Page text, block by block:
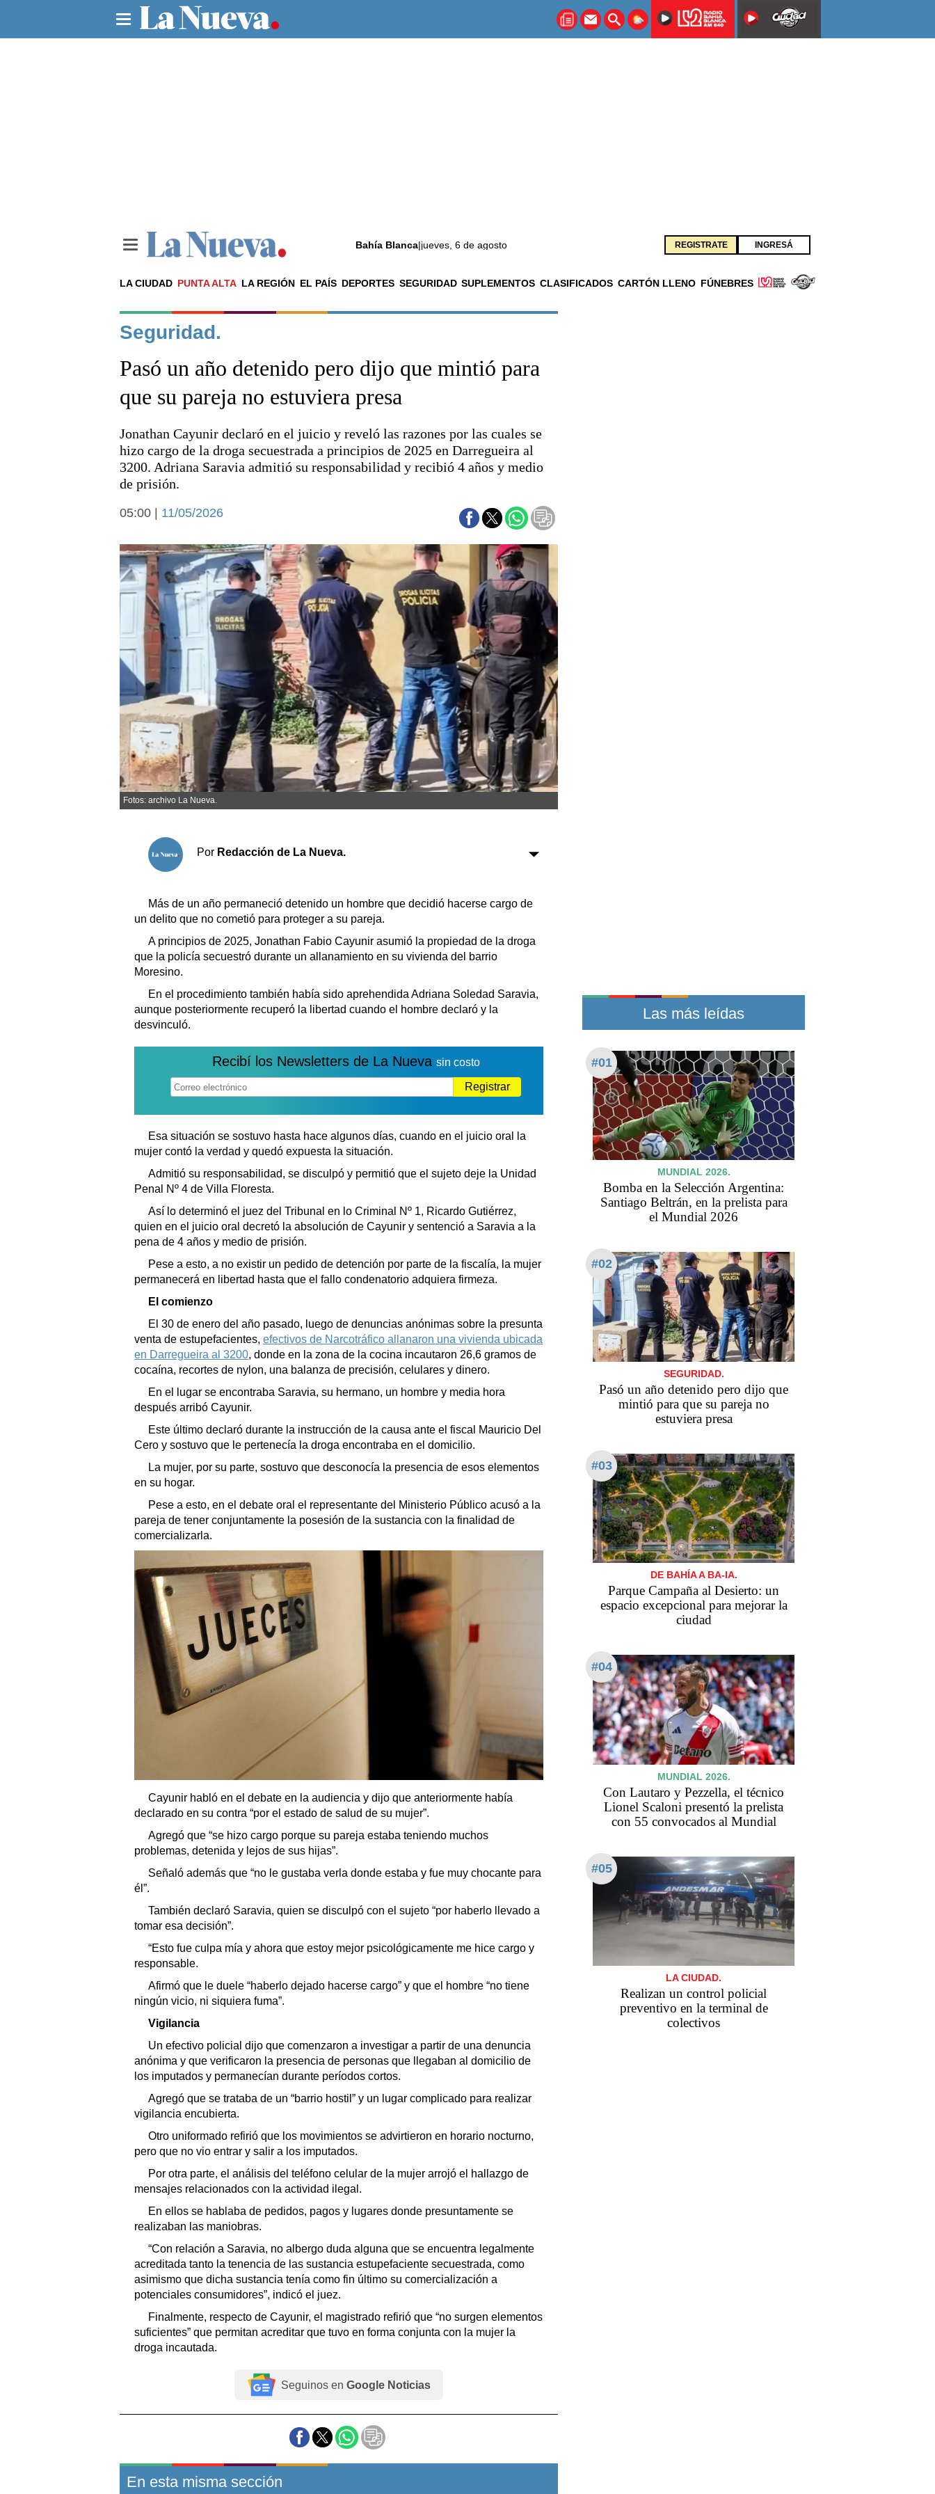
Bahía Blanca|jueves, 6 de agosto REGISTRATE INGRESÁ
LA CIUDAD PUNTA ALTA LA REGIÓN EL PAÍS DEPORTES SEGURIDAD SUPLEMENTOS CLASIFICADOS CARTÓN LLENO FÚNEBRES
Noticias
La ciudad
El país
Seguridad
Deportes
Escenario Olímpico
Liga del Sur
Cines
Economía y campo
Economía y finanzas
Con el campo
Espacio empresas
Sociedad y tiempo libre
Sociedad
Tecnología
Turismo
Salud
Es viral
El tiempo
Fúnebres
Clasificados
Horóscopo
Suplementos
Transportes
Fúnebres
Edictos
Teléfonos de urgencia
Seguridad.
Pasó un año detenido pero dijo que mintió para
que su pareja no estuviera presa
Jonathan Cayunir declaró en el juicio y reveló las razones por las cuales se
hizo cargo de la droga secuestrada a principios de 2025 en Darregueira al
3200. Adriana Saravia admitió su responsabilidad y recibió 4 años y medio
de prisión.
05:00 | 11/05/2026
Fotos: archivo La Nueva.
Por Redacción de La Nueva.
Más de un año permaneció detenido un hombre que decidió hacerse cargo de
un delito que no cometió para proteger a su pareja.
A principios de 2025, Jonathan Fabio Cayunir asumió la propiedad de la droga
que la policía secuestró durante un allanamiento en su vivienda del barrio
Moresino.
En el procedimiento también había sido aprehendida Adriana Soledad Saravia,
aunque posteriormente recuperó la libertad cuando el hombre declaró y la
desvinculó.
Recibí los Newsletters de La Nueva sin costo
Registrar
Esa situación se sostuvo hasta hace algunos días, cuando en el juicio oral la
mujer contó la verdad y quedó expuesta la situación.
Admitió su responsabilidad, se disculpó y permitió que el sujeto deje la Unidad
Penal Nº 4 de Villa Floresta.
Así lo determinó el juez del Tribunal en lo Criminal Nº 1, Ricardo Gutiérrez,
quien en el juicio oral decretó la absolución de Cayunir y sentenció a Saravia a la
pena de 4 años y medio de prisión.
Pese a esto, a no existir un pedido de detención por parte de la fiscalía, la mujer
permanecerá en libertad hasta que el fallo condenatorio adquiera firmeza.
El comienzo
El 30 de enero del año pasado, luego de denuncias anónimas sobre la presunta
venta de estupefacientes, efectivos de Narcotráfico allanaron una vivienda ubicada
en Darregueira al 3200, donde en la zona de la cocina incautaron 26,6 gramos de
cocaína, recortes de nylon, una balanza de precisión, celulares y dinero.
En el lugar se encontraba Saravia, su hermano, un hombre y media hora
después arribó Cayunir.
Este último declaró durante la instrucción de la causa ante el fiscal Mauricio Del
Cero y sostuvo que le pertenecía la droga encontraba en el domicilio.
La mujer, por su parte, sostuvo que desconocía la presencia de esos elementos
en su hogar.
Pese a esto, en el debate oral el representante del Ministerio Público acusó a la
pareja de tener conjuntamente la posesión de la sustancia con la finalidad de
comercializarla.
Cayunir habló en el debate en la audiencia y dijo que anteriormente había
declarado en su contra “por el estado de salud de su mujer”.
Agregó que “se hizo cargo porque su pareja estaba teniendo muchos
problemas, detenida y lejos de sus hijas”.
Señaló además que “no le gustaba verla donde estaba y fue muy chocante para
él”.
También declaró Saravia, quien se disculpó con el sujeto “por haberlo llevado a
tomar esa decisión”.
“Esto fue culpa mía y ahora que estoy mejor psicológicamente me hice cargo y
responsable.
Afirmó que le duele “haberlo dejado hacerse cargo” y que el hombre “no tiene
ningún vicio, ni siquiera fuma”.
Vigilancia
Un efectivo policial dijo que comenzaron a investigar a partir de una denuncia
anónima y que verificaron la presencia de personas que llegaban al domicilio de
los imputados y permanecían durante períodos cortos.
Agregó que se trataba de un “barrio hostil” y un lugar complicado para realizar
vigilancia encubierta.
Otro uniformado refirió que los movimientos se advirtieron en horario nocturno,
pero que no vio entrar y salir a los imputados.
Por otra parte, el análisis del teléfono celular de la mujer arrojó el hallazgo de
mensajes relacionados con la actividad ilegal.
En ellos se hablaba de pedidos, pagos y lugares donde presuntamente se
realizaban las maniobras.
“Con relación a Saravia, no albergo duda alguna que se encuentra legalmente
acreditada tanto la tenencia de las sustancia estupefaciente secuestrada, como
asimismo que dicha sustancia tenía como fin último su comercialización a
potenciales consumidores”, indicó el juez.
Finalmente, respecto de Cayunir, el magistrado refirió que “no surgen elementos
suficientes” que permitan acreditar que tuvo en forma conjunta con la mujer la
droga incautada.
Seguinos en Google Noticias
En esta misma sección
Las más leídas
#01
MUNDIAL 2026.
Bomba en la Selección Argentina:
Santiago Beltrán, en la prelista para
el Mundial 2026
#02
SEGURIDAD.
Pasó un año detenido pero dijo que
mintió para que su pareja no
estuviera presa
#03
DE BAHÍA A BA-IA.
Parque Campaña al Desierto: un
espacio excepcional para mejorar la
ciudad
#04
MUNDIAL 2026.
Con Lautaro y Pezzella, el técnico
Lionel Scaloni presentó la prelista
con 55 convocados al Mundial
#05
LA CIUDAD.
Realizan un control policial
preventivo en la terminal de
colectivos